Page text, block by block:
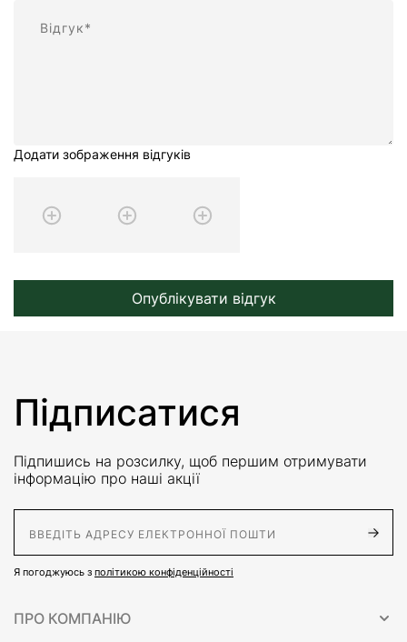
Додати зображення відгуків
Опублікувати відгук
Підписатися
Підпишись на розсилку, щоб першим отримувати
інформацію про наші акції
Я погоджуюсь з політикою конфіденційності
ПРО КОМПАНІЮ